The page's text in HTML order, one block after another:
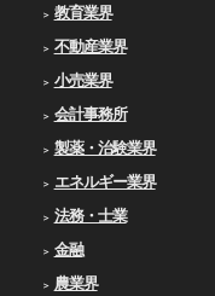
教育業界
不動産業界
小売業界
会計事務所
製薬・治験業界
エネルギー業界
法務・士業
金融
農業界